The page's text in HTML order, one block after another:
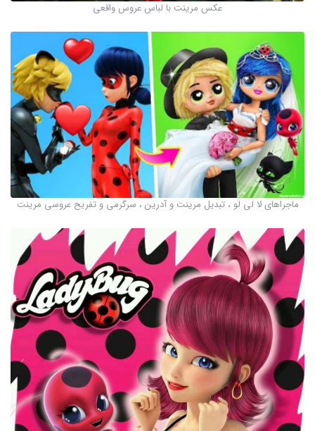
عکس مرینت با لباس عروس واقعی
ماجراهای لا لی لو ، تبدیل مرینت و آدرین ، سرگرمی و تفریح عروسی مرینت